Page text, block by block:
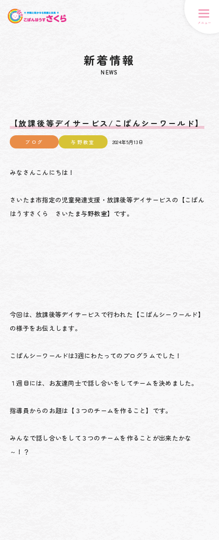
メニュー
新着情報
NEWS
【放課後等デイサービス/こぱんシーワールド】
ブログ 与野教室 2024年5月13日
みなさんこんにちは！
さいたま市指定の児童発達支援・放課後等デイサービスの【こぱん
はうすさくら さいたま与野教室】です。
今回は、放課後等デイサービスで行われた【こぱんシーワールド】
の様子をお伝えします。
こぱんシーワールドは3週にわたってのプログラムでした！
１週目には、お友達同士で話し合いをしてチームを決めました。
指導員からのお題は【３つのチームを作ること】です。
みんなで話し合いをして３つのチームを作ることが出来たかな
～！？